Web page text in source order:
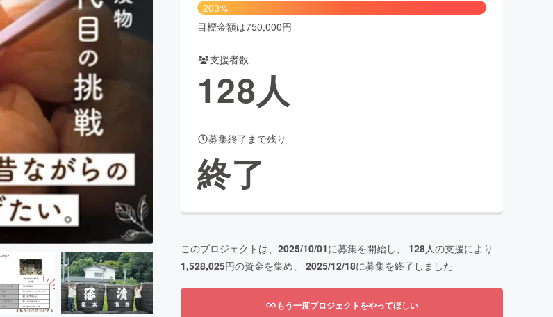
版 アニメ・漫画
ビューティー・ヘルスケア
ふるさと納税machi-ya
203%
目標金額は750,000円
支援者数
128人
募集終了まで残り
終了
このプロジェクトは、 2025/10/01に募集を開始し、 128人の支援により
1,528,025円の資金を集め、 2025/12/18に募集を終了しました
もう一度プロジェクトをやってほしい